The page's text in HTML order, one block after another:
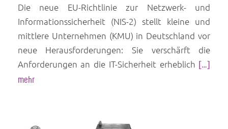
Die neue EU-Richtlinie zur Netzwerk- und
Informationssicherheit (NIS-2) stellt kleine und
mittlere Unternehmen (KMU) in Deutschland vor
neue Herausforderungen: Sie verschärft die
Anforderungen an die IT-Sicherheit erheblich […]
mehr